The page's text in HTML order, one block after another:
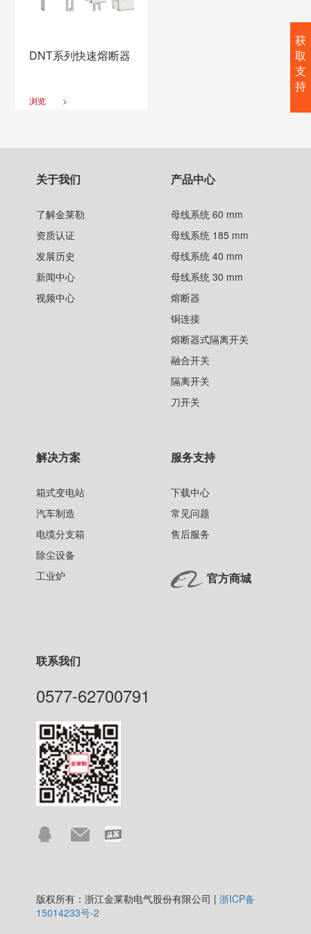
DNT系列快速熔断器
浏览 >
关于我们
了解金莱勒
资质认证
发展历史
新闻中心
视频中心
产品中心
母线系统 60 mm
母线系统 185 mm
母线系统 40 mm
母线系统 30 mm
熔断器
铜连接
熔断器式隔离开关
融合开关
隔离开关
刀开关
解决方案
箱式变电站
汽车制造
电缆分支箱
除尘设备
工业炉
服务支持
下载中心
常见问题
售后服务
官方商城
联系我们
0577-62700791
版权所有：浙江金莱勒电气股份有限公司 |浙ICP备
15014233号-2
获
取
支
持